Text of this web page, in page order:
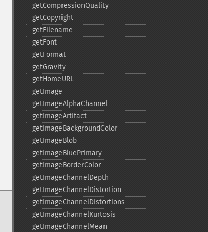
getCompressionQuality
getCopyright
getFilename
getFont
getFormat
getGravity
getHomeURL
getImage
getImageAlphaChannel
getImageArtifact
getImageBackgroundColor
getImageBlob
getImageBluePrimary
getImageBorderColor
getImageChannelDepth
getImageChannelDistortion
getImageChannelDistortions
getImageChannelKurtosis
getImageChannelMean